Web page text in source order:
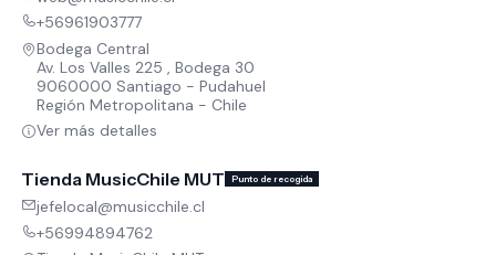
+56961903777
Bodega Central
Av. Los Valles 225 , Bodega 30
9060000 Santiago - Pudahuel
Región Metropolitana - Chile
Ver más detalles
Tienda MusicChile MUT Punto de recogida
jefelocal@musicchile.cl
+56994894762